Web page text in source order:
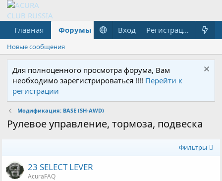
Главная Форумы Что нового? Гараж
Вход Регистрация
Новые сообщения
Для полноценного просмотра форума, Вам
необходимо зарегистрироваться !!!! Перейти к
регистрации
Модификация: BASE (SH-AWD)
Рулевое управление, тормоза, подвеска
Фильтры
23 SELECT LEVER
AcuraFAQ